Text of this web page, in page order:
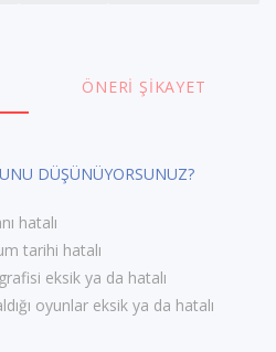
ÖNERI ŞIKAYET
DÜŞÜNÜYORSUNUZ?
hatalı
tarihi hatalı
eksik ya da hatalı
oyunlar eksik ya da hatalı